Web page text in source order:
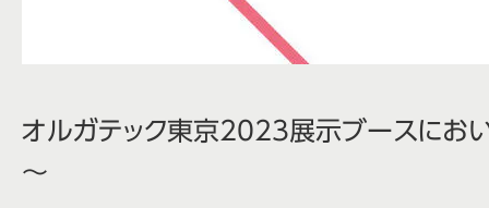
オルガテック東京2023展示ブースにおい
～